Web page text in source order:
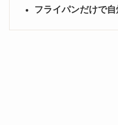
フライパンだけで